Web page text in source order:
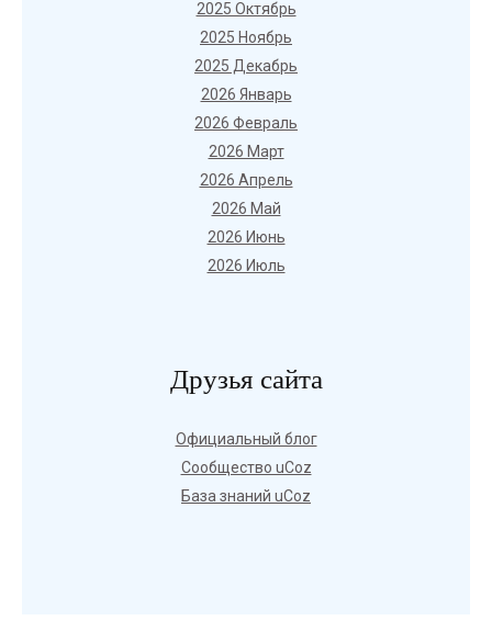
2025 Октябрь
2025 Ноябрь
2025 Декабрь
2026 Январь
2026 Февраль
2026 Март
2026 Апрель
2026 Май
2026 Июнь
2026 Июль
Друзья сайта
Официальный блог
Сообщество uCoz
База знаний uCoz